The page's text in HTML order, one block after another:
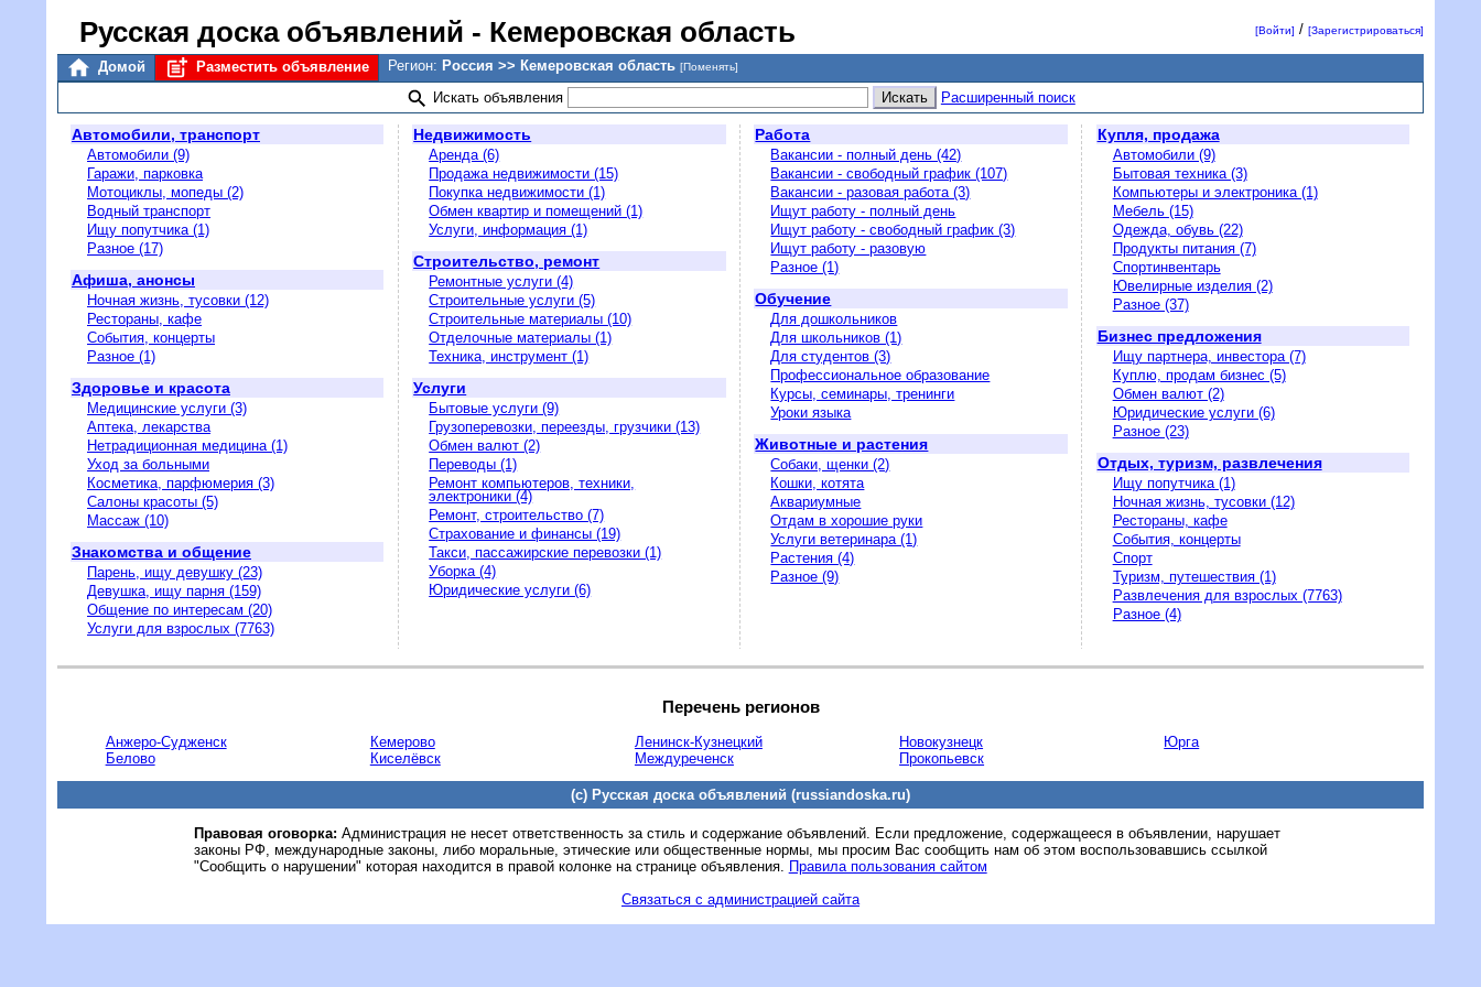
Русская доска объявлений - Кемеровская область [Войти] /[Зарегистрироваться]
Домой Разместить объявление Регион: Россия >> Кемеровская область [Поменять]
Искать объявления Расширенный поиск
Автомобили, транспорт
Автомобили (9)
Гаражи, парковка
Мотоциклы, мопеды (2)
Водный транспорт
Ищу попутчика (1)
Разное (17)
Афиша, анонсы
Ночная жизнь, тусовки (12)
Рестораны, кафе
События, концерты
Разное (1)
Здоровье и красота
Медицинские услуги (3)
Аптека, лекарства
Нетрадиционная медицина (1)
Уход за больными
Косметика, парфюмерия (3)
Салоны красоты (5)
Массаж (10)
Знакомства и общение
Парень, ищу девушку (23)
Девушка, ищу парня (159)
Общение по интересам (20)
Услуги для взрослых (7763)
Недвижимость
Аренда (6)
Продажа недвижимости (15)
Покупка недвижимости (1)
Обмен квартир и помещений (1)
Услуги, информация (1)
Строительство, ремонт
Ремонтные услуги (4)
Строительные услуги (5)
Строительные материалы (10)
Отделочные материалы (1)
Техника, инструмент (1)
Услуги
Бытовые услуги (9)
Грузоперевозки, переезды, грузчики (13)
Обмен валют (2)
Переводы (1)
Ремонт компьютеров, техники,
электроники (4)
Ремонт, строительство (7)
Страхование и финансы (19)
Такси, пассажирские перевозки (1)
Уборка (4)
Юридические услуги (6)
Работа
Вакансии - полный день (42)
Вакансии - свободный график (107)
Вакансии - разовая работа (3)
Ищут работу - полный день
Ищут работу - свободный график (3)
Ищут работу - разовую
Разное (1)
Обучение
Для дошкольников
Для школьников (1)
Для студентов (3)
Профессиональное образование
Курсы, семинары, тренинги
Уроки языка
Животные и растения
Собаки, щенки (2)
Кошки, котята
Аквариумные
Отдам в хорошие руки
Услуги ветеринара (1)
Растения (4)
Разное (9)
Купля, продажа
Автомобили (9)
Бытовая техника (3)
Компьютеры и электроника (1)
Мебель (15)
Одежда, обувь (22)
Продукты питания (7)
Спортинвентарь
Ювелирные изделия (2)
Разное (37)
Бизнес предложения
Ищу партнера, инвестора (7)
Куплю, продам бизнес (5)
Обмен валют (2)
Юридические услуги (6)
Разное (23)
Отдых, туризм, развлечения
Ищу попутчика (1)
Ночная жизнь, тусовки (12)
Рестораны, кафе
События, концерты
Спорт
Туризм, путешествия (1)
Развлечения для взрослых (7763)
Разное (4)
Перечень регионов
Анжеро-Судженск
Белово
Кемерово
Киселёвск
Ленинск-Кузнецкий
Междуреченск
Новокузнецк
Прокопьевск
Юрга
(c) Русская доска объявлений (russiandoska.ru)
Правовая оговорка: Администрация не несет ответственность за стиль и содержание объявлений. Если предложение, содержащееся в объявлении, нарушает
законы РФ, международные законы, либо моральные, этические или общественные нормы, мы просим Вас сообщить нам об этом воспользовавшись ссылкой
"Сообщить о нарушении" которая находится в правой колонке на странице объявления.
Правила пользования сайтом
Связаться с администрацией сайта